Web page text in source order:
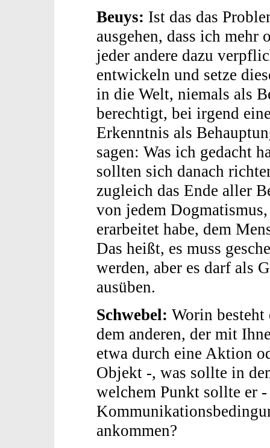
Beuys: Ist das das
ausgehen, dass ich
jeder andere dazu
entwickeln und setze
in die Welt, niemals als
berechtigt, bei irgend
Erkenntnis als
sagen: Was ich gedacht
sollten sich danach
zugleich das Ende aller
von jedem
erarbeitet habe, dem
Das heißt, es muss
werden, aber es darf als
ausüben.
Schwebel: Worin besteht
dem anderen, der mit
etwa durch eine Aktion
Objekt -, was sollte in
welchem Punkt sollte er
ankommen?